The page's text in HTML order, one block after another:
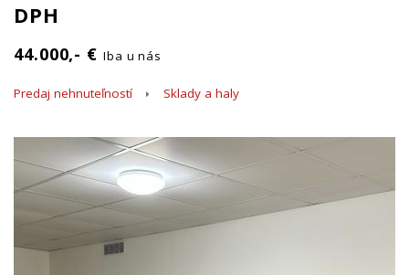
DPH
44.000,- € Iba u nás
Predaj nehnuteľností Sklady a haly